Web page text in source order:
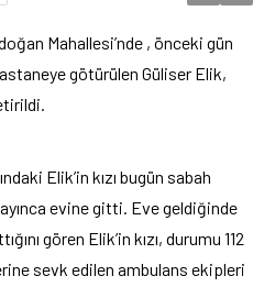
Mahallesi’nde , önceki gün
götürülen Güliser Elik,
Elik’in kızı bugün sabah
evine gitti. Eve geldiğinde
gören Elik’in kızı, durumu 112
sevk edilen ambulans ekipleri